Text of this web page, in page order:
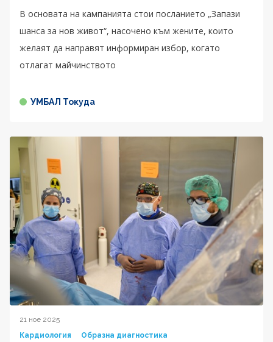
В основата на кампанията стои посланието „Запази
шанса за нов живот“, насочено към жените, които
желаят да направят информиран избор, когато
отлагат майчинството
УМБАЛ Токуда
21 ное 2025
Кардиология
Образна диагностика